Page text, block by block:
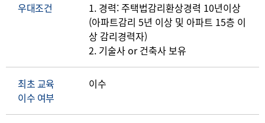
우대조건
1. 경력: 주택법감리환상경력 10년이상
(아파트감리 5년 이상 및 아파트 15층 이
상 감리경력자)
2. 기술사 or 건축사 보유
최초 교육
이수 여부
이수